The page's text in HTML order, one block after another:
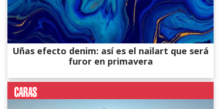
Uñas efecto denim: así es el nailart que será
furor en primavera